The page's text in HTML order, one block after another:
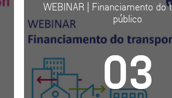
WEBINAR | Financiamento do
público
03